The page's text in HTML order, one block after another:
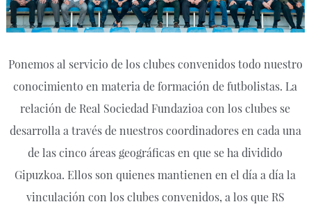
Ponemos al servicio de los clubes convenidos todo nuestro
conocimiento en materia de formación de futbolistas. La
relación de Real Sociedad Fundazioa con los clubes se
desarrolla a través de nuestros coordinadores en cada una
de las cinco áreas geográficas en que se ha dividido
Gipuzkoa. Ellos son quienes mantienen en el día a día la
vinculación con los clubes convenidos, a los que RS